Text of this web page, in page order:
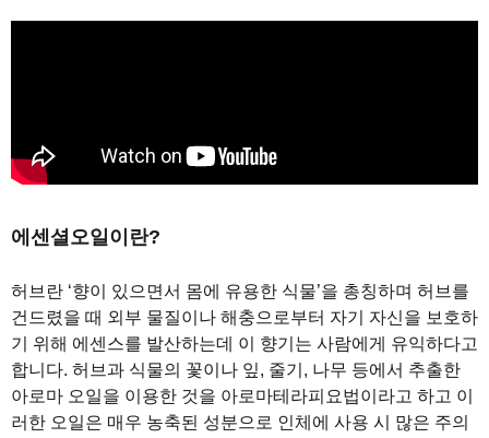
에센셜오일이란?
허브란 ‘향이 있으면서 몸에 유용한 식물’을 총칭하며 허브를
건드렸을 때 외부 물질이나 해충으로부터 자기 자신을 보호하
기 위해 에센스를 발산하는데 이 향기는 사람에게 유익하다고
합니다. 허브과 식물의 꽃이나 잎, 줄기, 나무 등에서 추출한
아로마 오일을 이용한 것을 아로마테라피요법이라고 하고 이
러한 오일은 매우 농축된 성분으로 인체에 사용 시 많은 주의